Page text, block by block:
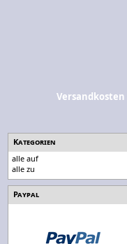
Versandkosten
Kategorien
alle auf
alle zu
Paypal